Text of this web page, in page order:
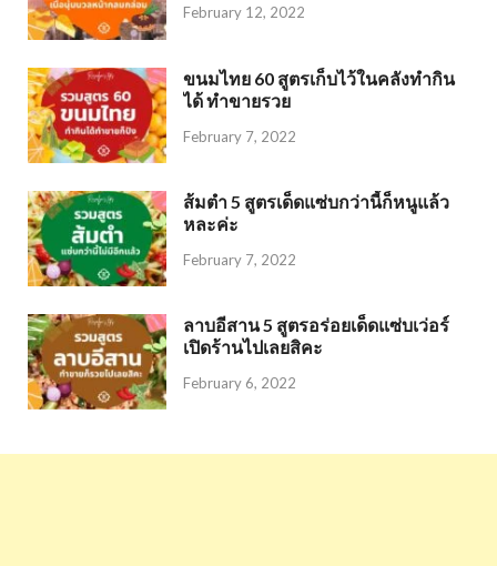
February 12, 2022
ขนมไทย 60 สูตรเก็บไว้ในคลังทำกิน
ได้ ทำขายรวย
February 7, 2022
ส้มตำ 5 สูตรเด็ดแซ่บกว่านี้ก็หนูแล้ว
หละค่ะ
February 7, 2022
ลาบอีสาน 5 สูตรอร่อยเด็ดแซ่บเว่อร์
เปิดร้านไปเลยสิคะ
February 6, 2022